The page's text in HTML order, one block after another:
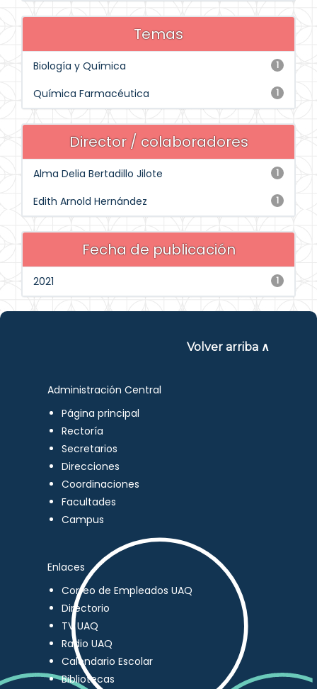
Temas
1
Biología y Química
1
Química Farmacéutica
Director / colaboradores
1
Alma Delia Bertadillo Jilote
1
Edith Arnold Hernández
Fecha de publicación
1
2021
Volver arriba ∧
Administración Central
Página principal
Rectoría
Secretarios
Direcciones
Coordinaciones
Facultades
Campus
Enlaces
Correo de Empleados UAQ
Directorio
TV UAQ
Radio UAQ
Calendario Escolar
Bibliotecas